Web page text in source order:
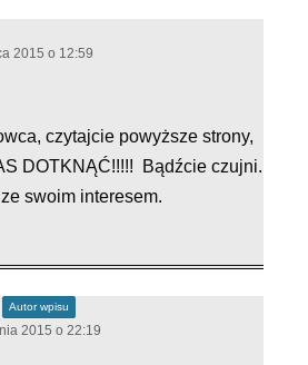
2015 o 12:59
czytajcie powyższe strony,
DOTKNĄĆ!!!!! Bądźcie czujni.
swoim interesem.
Autor wpisu
2015 o 22:19